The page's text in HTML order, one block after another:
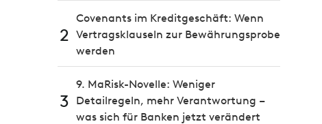
2
Covenants im Kreditgeschäft: Wenn
Vertragsklauseln zur Bewährungsprobe
werden
3
9. MaRisk-Novelle: Weniger
Detailregeln, mehr Verantwortung –
was sich für Banken jetzt verändert